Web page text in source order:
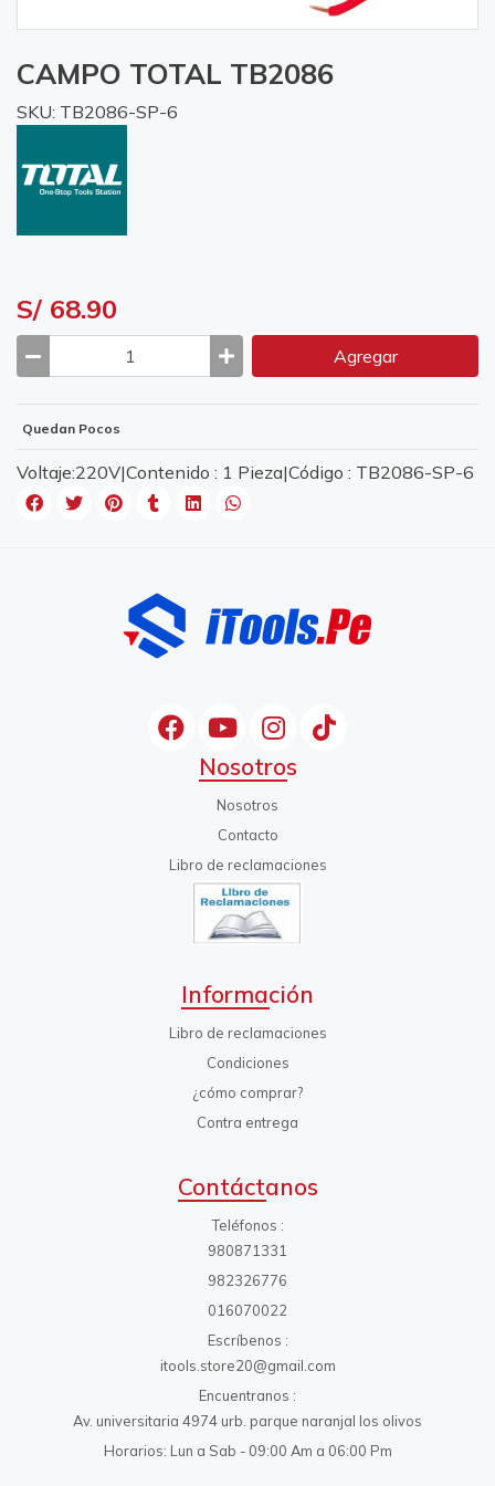
CAMPO TOTAL TB2086
SKU: TB2086-SP-6
S/ 68.90
Agregar
Quedan Pocos
Voltaje:220V|Contenido : 1 Pieza|Código : TB2086-SP-6
Nosotros
Nosotros
Contacto
Libro de reclamaciones
Información
Libro de reclamaciones
Condiciones
¿cómo comprar?
Contra entrega
Contáctanos
Teléfonos
980871331
982326776
016070022
Escríbenos
itools.store20@gmail.com
Encuentranos
Av. universitaria 4974 urb. parque naranjal los olivos
Horarios: Lun a Sab - 09:00 Am a 06:00 Pm